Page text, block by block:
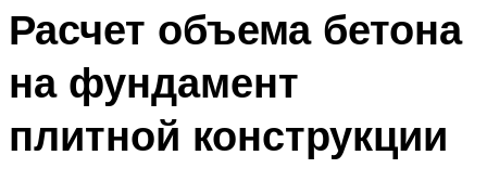
Расчет объема бетона
на фундамент
плитной конструкции